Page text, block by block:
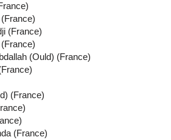
(France)
(Ould) (France)
(France)
(France)